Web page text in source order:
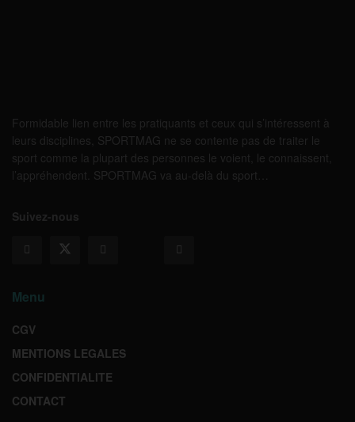
Formidable lien entre les pratiquants et ceux qui s’intéressent à
leurs disciplines, SPORTMAG ne se contente pas de traiter le
sport comme la plupart des personnes le voient, le connaissent,
l’appréhendent. SPORTMAG va au-delà du sport…
Suivez-nous
Menu
CGV
MENTIONS LEGALES
CONFIDENTIALITE
CONTACT